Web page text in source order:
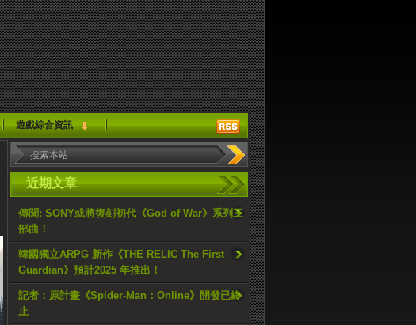
遊戲綜合資訊
近期文章
傳聞: SONY或將復刻初代《God of War》系列三
部曲！
韓國獨立ARPG 新作《THE RELIC The First
Guardian》預計2025 年推出！
記者：原計畫《Spider-Man：Online》開發已終
止